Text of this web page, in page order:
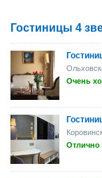
Гостиницы 4
Очень
Отлично